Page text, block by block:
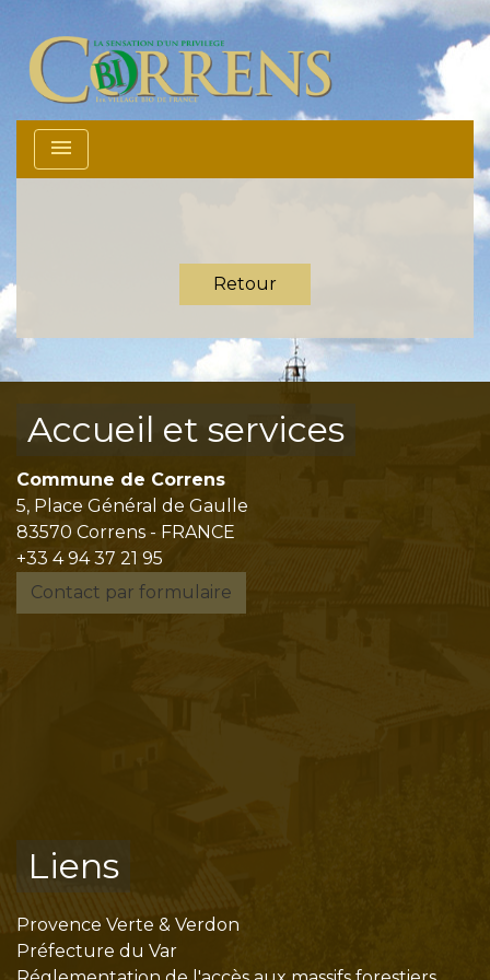
menu
Retour
Accueil et services
Commune de Correns
5, Place Général de Gaulle
83570 Correns - FRANCE
+33 4 94 37 21 95
Contact par formulaire
Liens
Provence Verte & Verdon
Préfecture du Var